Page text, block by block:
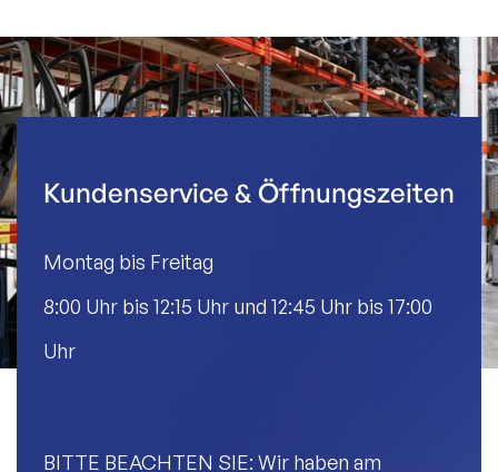
Kundenservice & Öffnungszeiten
Montag bis Freitag
8:00 Uhr bis 12:15 Uhr und 12:45 Uhr bis 17:00
Uhr
BITTE BEACHTEN SIE: Wir haben am